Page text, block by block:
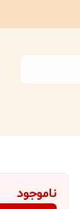
ناموجود